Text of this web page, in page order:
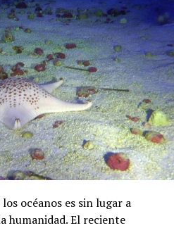
océanos es sin lugar a
humanidad. El reciente